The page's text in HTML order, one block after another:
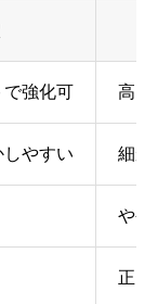
で強化可 高。
やすい 細か
やや
正し